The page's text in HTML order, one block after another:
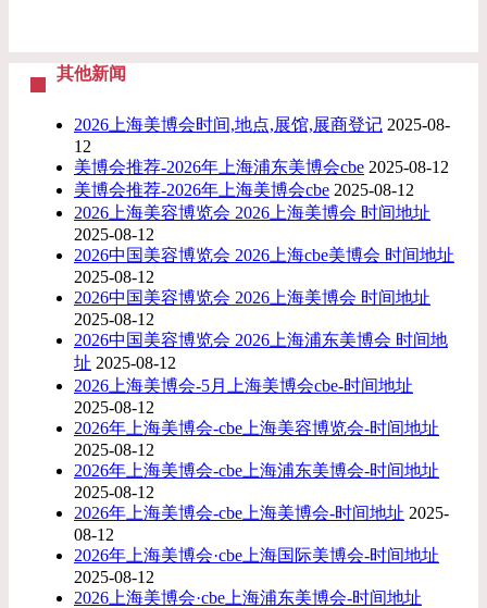
其他新闻
2026上海美博会时间,地点,展馆,展商登记 2025-08-
12
美博会推荐-2026年上海浦东美博会cbe 2025-08-12
美博会推荐-2026年上海美博会cbe 2025-08-12
2026上海美容博览会 2026上海美博会 时间地址
2025-08-12
2026中国美容博览会 2026上海cbe美博会 时间地址
2025-08-12
2026中国美容博览会 2026上海美博会 时间地址
2025-08-12
2026中国美容博览会 2026上海浦东美博会 时间地
址 2025-08-12
2026上海美博会-5月上海美博会cbe-时间地址
2025-08-12
2026年上海美博会-cbe上海美容博览会-时间地址
2025-08-12
2026年上海美博会-cbe上海浦东美博会-时间地址
2025-08-12
2026年上海美博会-cbe上海美博会-时间地址 2025-
08-12
2026年上海美博会·cbe上海国际美博会-时间地址
2025-08-12
2026上海美博会·cbe上海浦东美博会-时间地址